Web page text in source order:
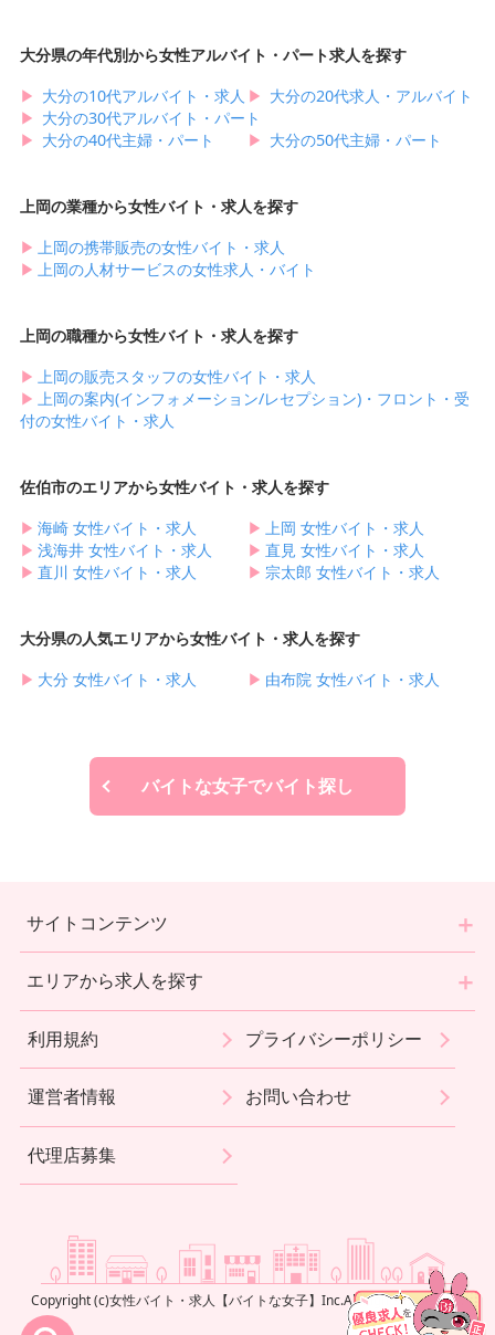
大分県の年代別から女性アルバイト・パート求人を探す
▶︎ 大分の10代アルバイト・求人 ▶︎ 大分の20代求人・アルバイト
▶︎ 大分の30代アルバイト・パート
▶︎ 大分の40代主婦・パート ▶︎ 大分の50代主婦・パート
上岡の業種から女性バイト・求人を探す
▶︎ 上岡の携帯販売の女性バイト・求人
▶︎ 上岡の人材サービスの女性求人・バイト
上岡の職種から女性バイト・求人を探す
▶︎ 上岡の販売スタッフの女性バイト・求人
▶︎ 上岡の案内(インフォメーション/レセプション)・フロント・受
付の女性バイト・求人
佐伯市のエリアから女性バイト・求人を探す
▶︎ 海崎 女性バイト・求人 ▶︎ 上岡 女性バイト・求人
▶︎ 浅海井 女性バイト・求人 ▶︎ 直見 女性バイト・求人
▶︎ 直川 女性バイト・求人 ▶︎ 宗太郎 女性バイト・求人
大分県の人気エリアから女性バイト・求人を探す
▶︎ 大分 女性バイト・求人 ▶︎ 由布院 女性バイト・求人
バイトな女子でバイト探し
サイトコンテンツ
エリアから求人を探す
利用規約 プライバシーポリシー
運営者情報 お問い合わせ
代理店募集
Copyright (c)女性バイト・求人【バイトな女子】 Inc.All Rights Reserved.